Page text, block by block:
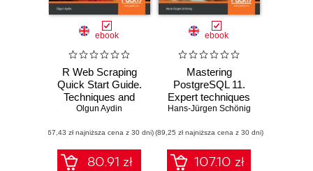
ebook
R Web Scraping
Quick Start Guide.
Techniques and
tools to crawl and
websites
Olgun Aydin
(67,43 zł najniższa cena z 30 dni)
80.91 zł
ebook
Mastering
PostgreSQL 11.
Expert techniques
to build scalable,
tolerant database
applications -
Second Edition
Hans-Jürgen Schönig
(89,25 zł najniższa cena z 30 dni)
107.10 zł